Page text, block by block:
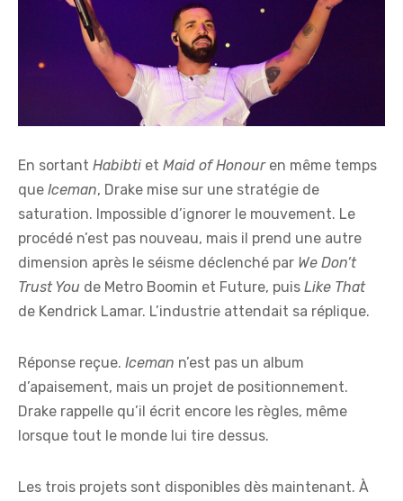
En sortant Habibti et Maid of Honouren même temps
que Iceman, Drake mise sur une stratégie de
saturation. Impossible d’ignorer le mouvement. Le
procédé n’est pas nouveau, mais il prend une autre
dimension après le séisme déclenché par We Don’t
Trust You de Metro Boomin et Future, puis Like That
de Kendrick Lamar. L’industrie attendait sa réplique.
Réponse reçue. Iceman n’est pas un album
d’apaisement, mais un projet de positionnement.
Drake rappelle qu’il écrit encore les règles, même
lorsque tout le monde lui tire dessus.
Les trois projets sont disponibles dès maintenant. À